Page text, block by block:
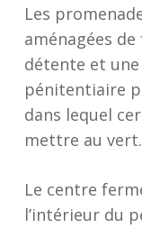
Les
aménagées
détente et
pénitentiaire
dans lequel
mettre au vert.
Le centre
l’intérieur du